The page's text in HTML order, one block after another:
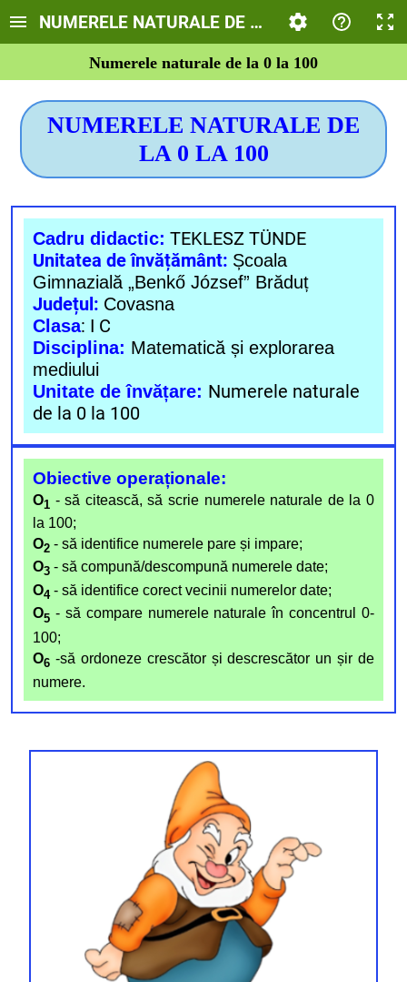
NUMERELE NATURALE DE LA 0 LA 100 -
Numerele naturale de la 0 la 100
NUMERELE NATURALE DE
LA 0 LA 100
Cadru didactic: TEKLESZ TÜNDE
Unitatea de învățământ: Școala
Gimnazială „Benkő József” Brăduț
Județul: Covasna
Clasa: I C
Disciplina: Matematică și explorarea
mediului
Unitate de învățare: Numerele naturale
de la 0 la 100
O biective operaționale:
O1 - să citească, să scrie numerele naturale de la 0
la 100;
O2 - să identifice numerele pare și impare;
O3 - să compună/descompună numerele date;
O4 - să identifice corect vecinii numerelor date;
O5 - să compare numerele naturale în concentrul 0-
100;
O6 -să ordoneze crescător și descrescător un șir de
numere.